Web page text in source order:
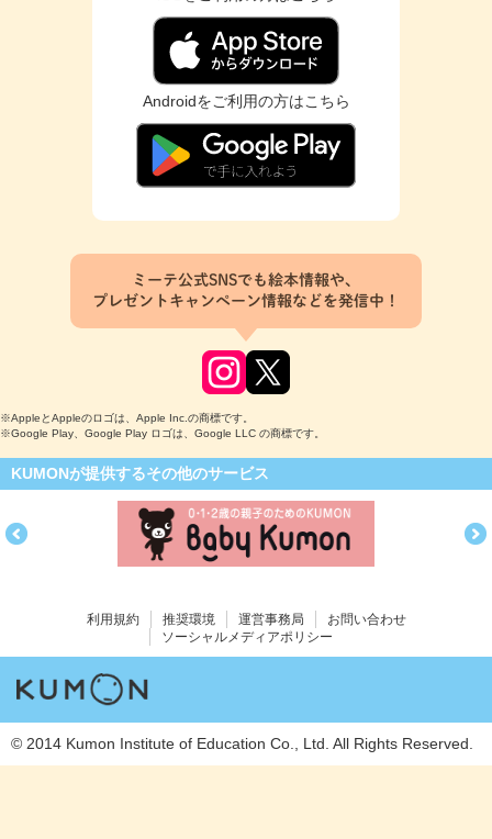
Androidをご利用の方はこちら
ミーテ公式SNSでも絵本情報や、
プレゼントキャンペーン情報などを発信中！
※AppleとAppleのロゴは、Apple Inc.の商標です。
※Google Play、Google Play ロゴは、Google LLC の商標です。
KUMONが提供するその他のサービス
利用規約 推奨環境 運営事務局
お問い合わせ
ソーシャルメディアポリシー
© 2014 Kumon Institute of Education Co., Ltd. All Rights Reserved.